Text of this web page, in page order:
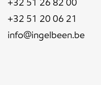
+32 51 20 06 21
info@ingelbeen.be